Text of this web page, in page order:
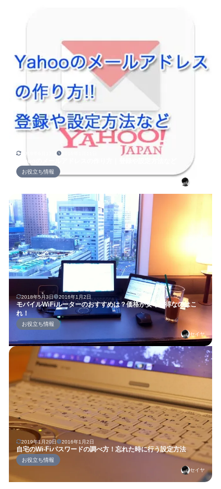
2019年6月13日 2016年1月11日
Yahooのメールアドレスの作り方｜登録や設定方法など
お役立ち情報
2018年5月3日 2016年1月2日
モバイルWiFiルーターのおすすめは？価格が安くお得なのはこ
れ！
お役立ち情報
セイヤ
2019年1月20日 2016年1月2日
自宅のWi-Fiパスワードの調べ方！忘れた時に行う設定方法
お役立ち情報
セイヤ